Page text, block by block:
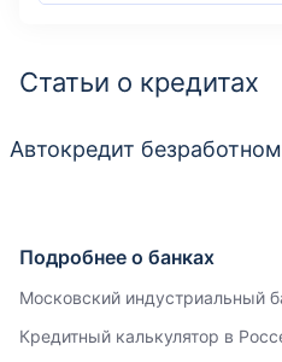
Статьи о кредитах
Автокредит
Подробнее о банках
Московский индустриальный
Кредитный калькулятор в